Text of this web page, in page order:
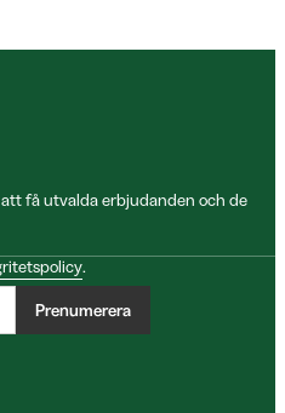
få utvalda erbjudanden och de
.
Prenumerera